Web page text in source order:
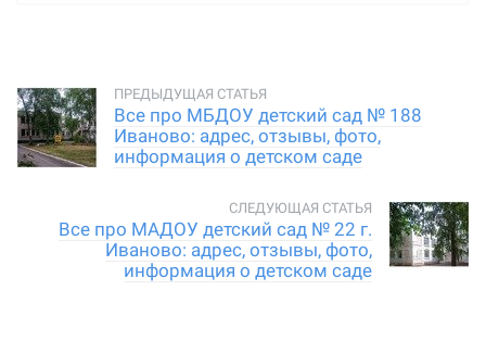
Все про МБДОУ детский сад № 188
Иваново: адрес, отзывы, фото,
информация о детском саде
Все про МАДОУ детский сад № 22 г.
Иваново: адрес, отзывы, фото,
информация о детском саде